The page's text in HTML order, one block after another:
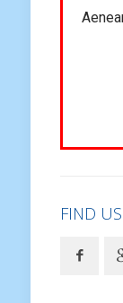
FIND US